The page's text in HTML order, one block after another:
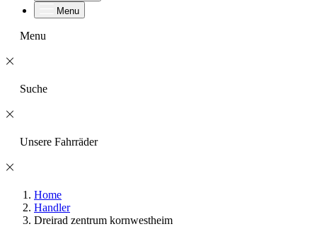
Menu
Menu
Suche
Unsere Fahrräder
Home
Handler
Dreirad zentrum kornwestheim